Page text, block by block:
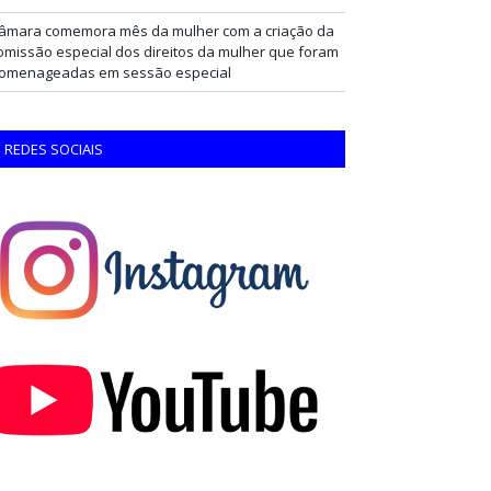
comemora mês da mulher com a criação da
especial dos direitos da mulher que foram
em sessão especial
REDES SOCIAIS